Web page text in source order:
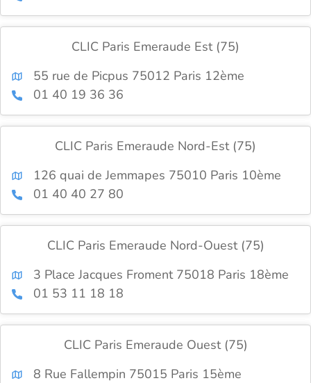
CLIC Paris Emeraude Est (75)
55 rue de Picpus 75012 Paris 12ème
01 40 19 36 36
CLIC Paris Emeraude Nord-Est (75)
126 quai de Jemmapes 75010 Paris 10ème
01 40 40 27 80
CLIC Paris Emeraude Nord-Ouest (75)
3 Place Jacques Froment 75018 Paris 18ème
01 53 11 18 18
CLIC Paris Emeraude Ouest (75)
8 Rue Fallempin 75015 Paris 15ème